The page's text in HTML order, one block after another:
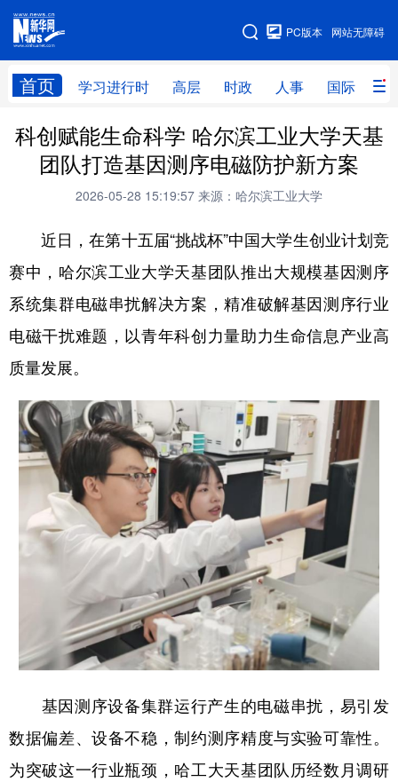
网站无障碍
PC版本
首页 学习进行时 高层 时政 人事 国际 财
网站地图
学习进行时 高层 时政 人事
国际 财经 网评 港澳
全球连线
科技 科普 体育 文化
健康 军事 访谈 视频
食品
会展 彩票 娱乐 时尚
悦读 公益 书画 一带一路
亚太网 上市公司 投教基地
地方频道
北京 天津 河北 山西
辽宁 吉林 上海 江苏
广东 广西 海南 重庆
科创赋能生命科学 哈尔滨工业大学天基
团队打造基因测序电磁防护新方案
2026-05-28 15:19:57 来源：哈尔滨工业大学
近日，在第十五届“挑战杯”中国大学生创业计划竞
赛中，哈尔滨工业大学天基团队推出大规模基因测序
系统集群电磁串扰解决方案，精准破解基因测序行业
电磁干扰难题，以青年科创力量助力生命信息产业高
质量发展。
基因测序设备集群运行产生的电磁串扰，易引发
数据偏差、设备不稳，制约测序精度与实验可靠性。
为突破这一行业瓶颈，哈工大天基团队历经数月调研